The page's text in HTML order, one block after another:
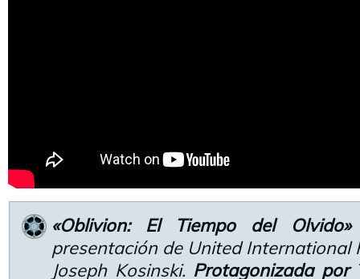
«Oblivion: El Tiempo del
presentación de United International
Joseph Kosinski. Protagonizada por